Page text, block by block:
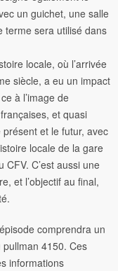
un guichet, une salle
terme sera utilisé dans
locale, où l’arrivée
siècle, a eu un impact
à l’image de
et quasi
et le futur, avec
locale de la gare
C’est aussi une
et l’objectif au final,
comprendra un
4150. Ces
informations